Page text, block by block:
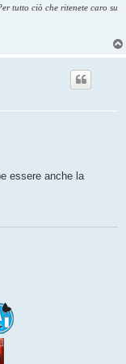
tutto ciò che ritenete caro su
essere anche la